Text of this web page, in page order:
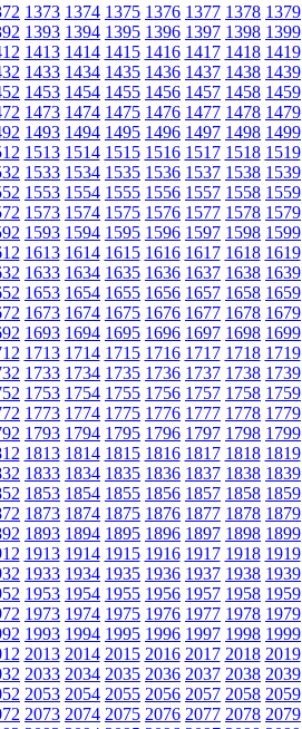
1373 1374 1375 1376 1377 1378 1379
1393 1394 1395 1396 1397 1398 1399
1413 1414 1415 1416 1417 1418 1419
1433 1434 1435 1436 1437 1438 1439
1453 1454 1455 1456 1457 1458 1459
1473 1474 1475 1476 1477 1478 1479
1493 1494 1495 1496 1497 1498 1499
1513 1514 1515 1516 1517 1518 1519
1533 1534 1535 1536 1537 1538 1539
1553 1554 1555 1556 1557 1558 1559
1573 1574 1575 1576 1577 1578 1579
1593 1594 1595 1596 1597 1598 1599
1613 1614 1615 1616 1617 1618 1619
1633 1634 1635 1636 1637 1638 1639
1653 1654 1655 1656 1657 1658 1659
1673 1674 1675 1676 1677 1678 1679
1693 1694 1695 1696 1697 1698 1699
1713 1714 1715 1716 1717 1718 1719
1733 1734 1735 1736 1737 1738 1739
1753 1754 1755 1756 1757 1758 1759
1773 1774 1775 1776 1777 1778 1779
1793 1794 1795 1796 1797 1798 1799
1813 1814 1815 1816 1817 1818 1819
1833 1834 1835 1836 1837 1838 1839
1853 1854 1855 1856 1857 1858 1859
1873 1874 1875 1876 1877 1878 1879
1893 1894 1895 1896 1897 1898 1899
1913 1914 1915 1916 1917 1918 1919
1933 1934 1935 1936 1937 1938 1939
1953 1954 1955 1956 1957 1958 1959
1973 1974 1975 1976 1977 1978 1979
1993 1994 1995 1996 1997 1998 1999
2013 2014 2015 2016 2017 2018 2019
2033 2034 2035 2036 2037 2038 2039
2053 2054 2055 2056 2057 2058 2059
2073 2074 2075 2076 2077 2078 2079